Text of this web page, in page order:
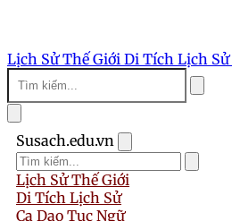
Lịch Sử Thế Giới Di Tích Lịch Sử
Susach.edu.vn
Lịch Sử Thế Giới
Di Tích Lịch Sử
Ca Dao Tục Ngữ